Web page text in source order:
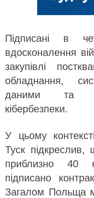
Підписані в
вдосконалення
закупівлі
обладнання,
даними та
кібербезпеки.
У цьому
Туск
приблизно 40
підписано
Загалом Польща